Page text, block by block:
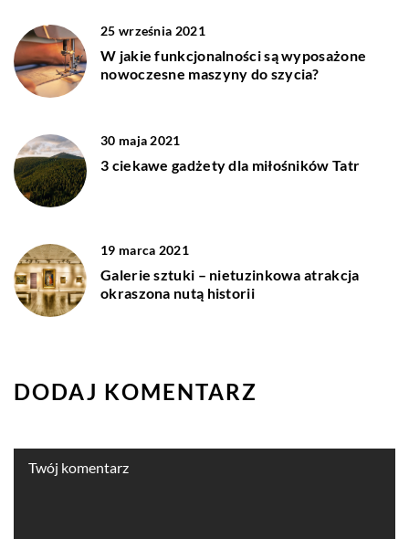
25 września 2021
W jakie funkcjonalności są wyposażone
nowoczesne maszyny do szycia?
30 maja 2021
3 ciekawe gadżety dla miłośników Tatr
19 marca 2021
Galerie sztuki – nietuzinkowa atrakcja
okraszona nutą historii
DODAJ KOMENTARZ